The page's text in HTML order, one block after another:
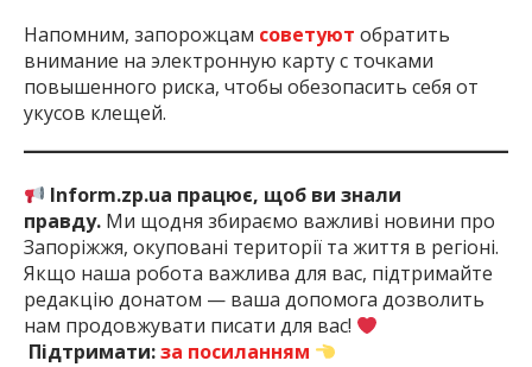
Напомним, запорожцам советуют обратить
внимание на электронную карту с точками
повышенного риска, чтобы обезопасить себя от
укусов клещей.
Inform.zp.ua працює, щоб ви знали
правду. Ми щодня збираємо важливі новини про
Запоріжжя, окуповані території та життя в регіоні.
Якщо наша робота важлива для вас, підтримайте
редакцію донатом — ваша допомога дозволить
нам продовжувати писати для вас!
Підтримати:за посиланням